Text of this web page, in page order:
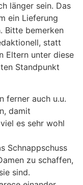
länger sein. Das
ein Lieferung
Bitte bemerken
statt
Eltern unter diese
Standpunkt
ferner auch u.u.
damit
es sehr wohl
Schnappschuss
zu schaffen,
sind.